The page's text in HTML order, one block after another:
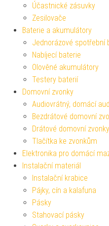
Účastnické zásuvky
Zesilovače
Baterie a akumulátory
Jednorázové spotřební
Nabíjecí baterie
Olověné akumulátory
Testery baterií
Domovní zvonky
Audiovrátný, domácí
Bezdrátové domovní
Drátové domovní zvonky
Tlačítka ke zvonkům
Elektronika pro domácí
Instalační materiál
Instalační krabice
Pájky, cín a kalafuna
Pásky
Stahovací pásky